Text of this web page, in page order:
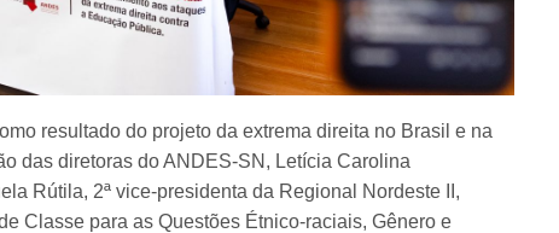
resultado do projeto da extrema direita no Brasil e na
das diretoras do ANDES-SN, Letícia Carolina
Rútila, 2ª vice-presidenta da Regional Nordeste II,
Classe para as Questões Étnico-raciais, Gênero e